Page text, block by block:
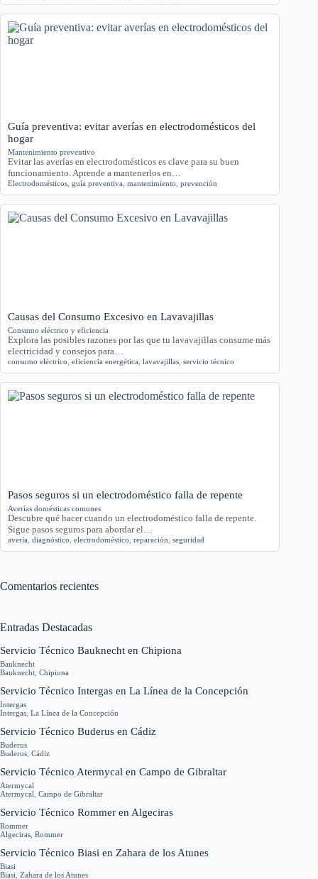
Guía preventiva: evitar averías en electrodomésticos del
hogar
Mantenimiento preventivo
Evitar las averías en electrodomésticos es clave para su buen
funcionamiento. Aprende a mantenerlos en…
Electrodomésticos guía preventiva mantenimiento prevención
Causas del Consumo Excesivo en Lavavajillas
Consumo eléctrico y eficiencia
Explora las posibles razones por las que tu lavavajillas consume más
electricidad y consejos para…
consumo eléctrico eficiencia energética lavavajillas servicio técnico
Pasos seguros si un electrodoméstico falla de repente
Averías domésticas comunes
Descubre qué hacer cuando un electrodoméstico falla de repente.
Sigue pasos seguros para abordar el…
avería diagnóstico electrodoméstico reparación seguridad
Comentarios recientes
Entradas Destacadas
Servicio Técnico Bauknecht en Chipiona
Bauknecht
Bauknecht Chipiona
Servicio Técnico Intergas en La Línea de la Concepción
Intergas
Intergas La Línea de la Concepción
Servicio Técnico Buderus en Cádiz
Buderus
Buderus Cádiz
Servicio Técnico Atermycal en Campo de Gibraltar
Atermycal
Atermycal Campo de Gibraltar
Servicio Técnico Rommer en Algeciras
Rommer
Algeciras Rommer
Servicio Técnico Biasi en Zahara de los Atunes
Biasi
Biasi Zahara de los Atunes